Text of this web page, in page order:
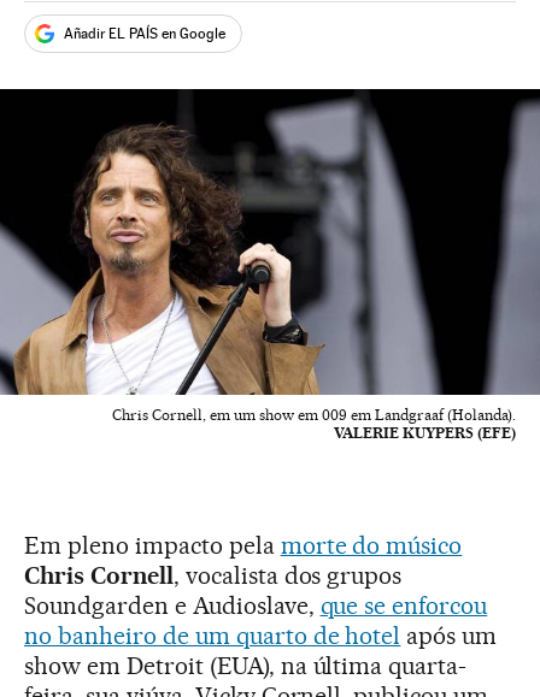
Añadir EL PAÍS en Google
Chris Cornell, em um show em 009 em Landgraaf (Holanda).
VALERIE KUYPERS (EFE)
Em pleno impacto pela morte do músico
Chris Cornell, vocalista dos grupos
Soundgarden e Audioslave, que se enforcou
no banheiro de um quarto de hotel após um
show em Detroit (EUA), na última quarta-